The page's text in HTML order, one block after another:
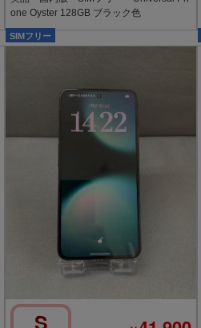
one Oyster 128GB ブラック色
SIMフリー